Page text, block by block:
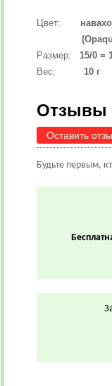
Цвет:
(Opaque
Размер:
15/0 =
Вес:
10 г
Отзывы
Оставить
Будьте первым,